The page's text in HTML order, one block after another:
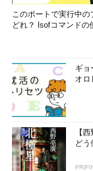
このポートで実行中の
どれ？ lsofコマンドの
ギ
オロ
【
どう